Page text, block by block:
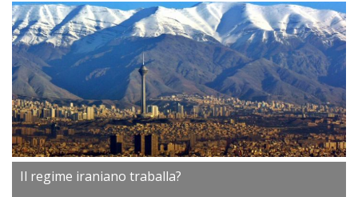
Il regime iraniano traballa?